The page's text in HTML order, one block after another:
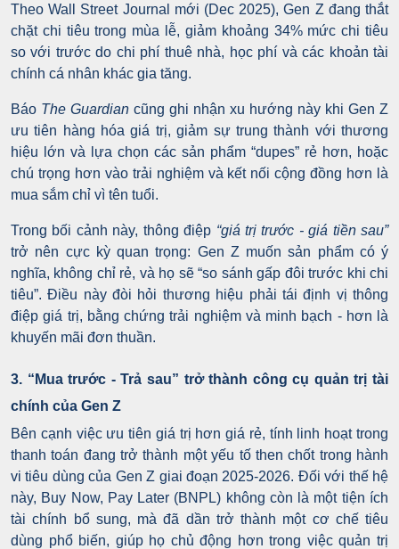
Theo Wall Street Journal mới (Dec 2025), Gen Z đang thắt
chặt chi tiêu trong mùa lễ, giảm khoảng 34% mức chi tiêu
so với trước do chi phí thuê nhà, học phí và các khoản tài
chính cá nhân khác gia tăng.
Báo The Guardian cũng ghi nhận xu hướng này khi Gen Z
ưu tiên hàng hóa giá trị, giảm sự trung thành với thương
hiệu lớn và lựa chọn các sản phẩm “dupes” rẻ hơn, hoặc
chú trọng hơn vào trải nghiệm và kết nối cộng đồng hơn là
mua sắm chỉ vì tên tuổi.
Trong bối cảnh này, thông điệp “giá trị trước - giá tiền sau”
trở nên cực kỳ quan trọng: Gen Z muốn sản phẩm có ý
nghĩa, không chỉ rẻ, và họ sẽ “so sánh gấp đôi trước khi chi
tiêu”. Điều này đòi hỏi thương hiệu phải tái định vị thông
điệp giá trị, bằng chứng trải nghiệm và minh bạch - hơn là
khuyến mãi đơn thuần.
3. “Mua trước - Trả sau” trở thành công cụ quản trị tài
chính của Gen Z
Bên cạnh việc ưu tiên giá trị hơn giá rẻ, tính linh hoạt trong
thanh toán đang trở thành một yếu tố then chốt trong hành
vi tiêu dùng của Gen Z giai đoạn 2025-2026. Đối với thế hệ
này, Buy Now, Pay Later (BNPL) không còn là một tiện ích
tài chính bổ sung, mà đã dần trở thành một cơ chế tiêu
dùng phổ biến, giúp họ chủ động hơn trong việc quản trị